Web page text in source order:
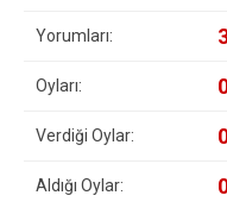
Yorumları:
Oyları:
Verdiği Oylar:
Aldığı Oylar: